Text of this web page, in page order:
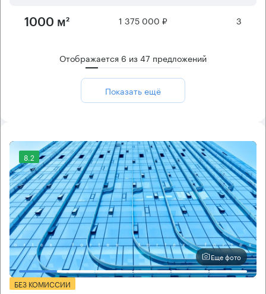
1000 м² 1 375 000 ₽ 3
Отображается 6 из47 предложений
Показать ещё
8.2
Еще фото
БЕЗ КОМИССИИ